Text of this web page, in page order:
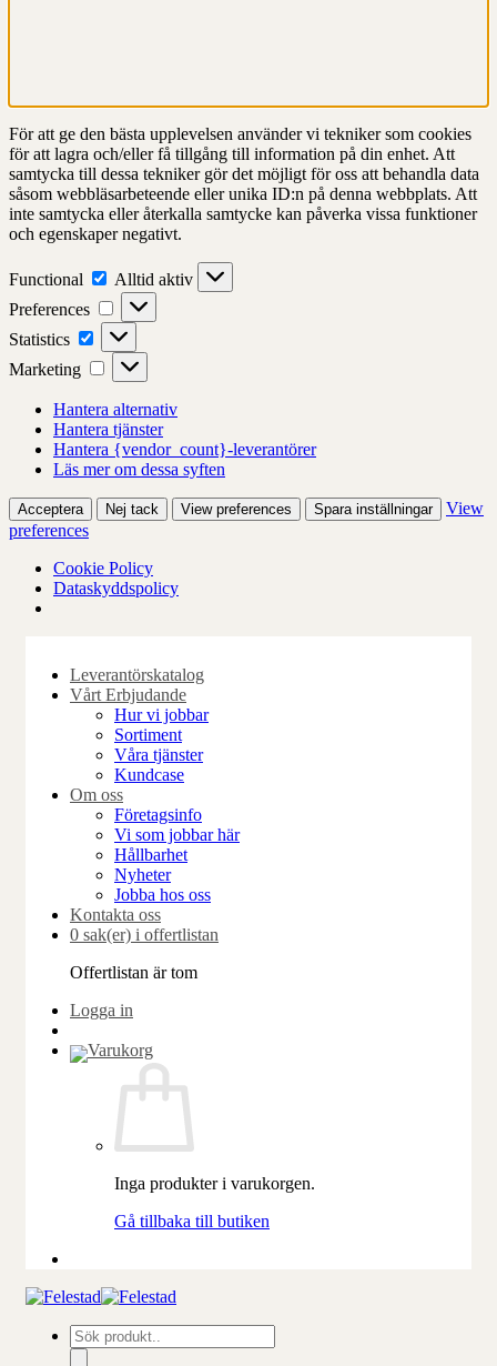
För att ge den bästa upplevelsen använder vi tekniker som cookies
för att lagra och/eller få tillgång till information på din enhet. Att
samtycka till dessa tekniker gör det möjligt för oss att behandla data
såsom webbläsarbeteende eller unika ID:n på denna webbplats. Att
inte samtycka eller återkalla samtycke kan påverka vissa funktioner
och egenskaper negativt.
Functional Functional
Alltid aktiv
Preferences
Preferences
Statistics Statistics
Marketing Marketing
Hantera alternativ
Hantera tjänster
Hantera {vendor_count}-leverantörer
Läs mer om dessa syften
Acceptera Nej tack View preferences Spara inställningar
View
preferences
Cookie Policy
Dataskyddspolicy
content
Leverantörskatalog
Vårt Erbjudande
Hur vi jobbar
Sortiment
Våra tjänster
Kundcase
Om oss
Företagsinfo
Vi som jobbar här
Hållbarhet
Nyheter
Jobba hos oss
Kontakta oss
0 sak(er) i offertlistan
Offertlistan är tom
Logga in
Inga produkter i varukorgen.
Gå tillbaka till butiken
Produktsökning